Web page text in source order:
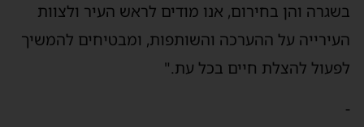
בשגרה והן בחירום, אנו מודים לראש העיר ולצוות
העירייה על ההערכה והשותפות, ומבטיחים להמשיך
לפעול להצלת חיים בכל עת."
-